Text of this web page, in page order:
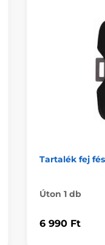
Tartalék fej
Úton 1 db
6 990 Ft